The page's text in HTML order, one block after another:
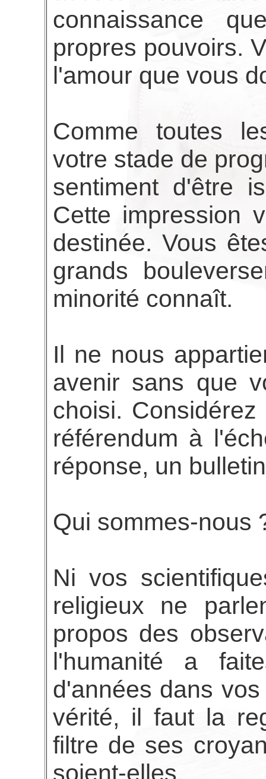
connaissance
propres pouvoirs.
l'amour que vous
Comme toutes
votre stade de
sentiment d'être
Cette impression
destinée. Vous
grands
minorité connaît.
Il ne nous
avenir sans que
choisi.
référendum à
réponse, un
Qui sommes-nous
Ni vos
religieux ne
propos des
l'humanité a
d'années dans
vérité, il faut la
filtre de ses
soient-elles.